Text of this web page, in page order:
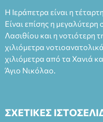
Η Ιεράπετρα είναι η
Είναι επίσης η
Λασιθίου και η νοτιότερη
χιλιόμετρα
χιλιόμετρα από τα Χανιά
Άγιο Νικόλαο.
ΣΧΕΤΙΚΕΣ